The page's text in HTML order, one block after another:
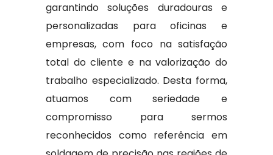
garantindo soluções duradouras e
personalizadas para oficinas e
empresas, com foco na satisfação
total do cliente e na valorização do
trabalho especializado. Desta forma,
atuamos com seriedade e
compromisso para sermos
reconhecidos como referência em